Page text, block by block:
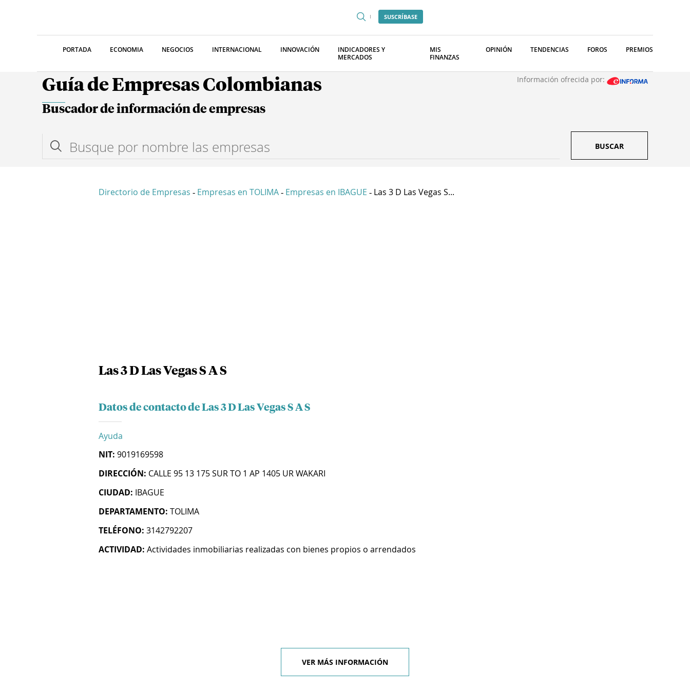
SUSCRÍBASE
PORTADA ECONOMIA NEGOCIOS INTERNACIONAL INNOVACIÓN
INDICADORES Y
MERCADOS
MIS
FINANZAS
OPINIÓN TENDENCIAS FOROS PREMIOS
Guía de Empresas Colombianas Información ofrecida por:
Buscador de información de empresas
BUSCAR
Directorio de Empresas - Empresas en TOLIMA - Empresas en IBAGUE - Las 3 D Las Vegas S...
Las 3 D Las Vegas S A S
Datos de contacto de Las 3 D Las Vegas S A S
Ayuda
NIT: 9019169598
DIRECCIÓN: CALLE 95 13 175 SUR TO 1 AP 1405 UR WAKARI
CIUDAD: IBAGUE
DEPARTAMENTO: TOLIMA
TELÉFONO: 3142792207
ACTIVIDAD: Actividades inmobiliarias realizadas con bienes propios o arrendados
VER MÁS INFORMACIÓN